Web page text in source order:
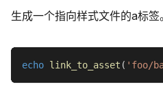
生成一个指向样式文件的a标签。
echo link_to_asset ( 'foo/